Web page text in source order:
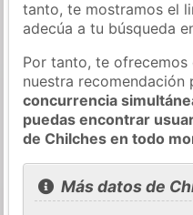
tanto, te mostramos el
adecúa a tu búsqueda
Por tanto, te ofrecemos
nuestra recomendación
concurrencia
puedas encontrar
de Chilches en todo
Más datos de